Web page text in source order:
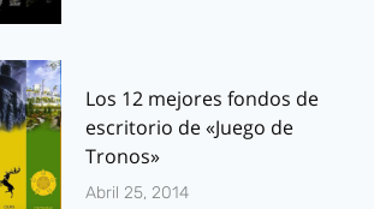
Los 12 mejores fondos de
escritorio de «Juego de
Tronos»
Abril 25, 2014